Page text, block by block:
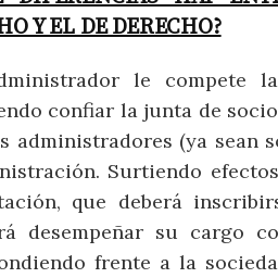
Y EL DE DERECHO?
le compete
confiar la junta de
administradores (ya sean
Surtiendo
que deberá
desempeñar su cargo
frente a la